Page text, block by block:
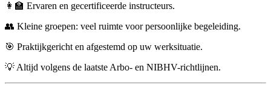
👩‍🏫 Ervaren en gecertificeerde instructeurs.
👥 Kleine groepen: veel ruimte voor persoonlijke begeleiding.
🎯 Praktijkgericht en afgestemd op uw werksituatie.
💡 Altijd volgens de laatste Arbo- en NIBHV-richtlijnen.